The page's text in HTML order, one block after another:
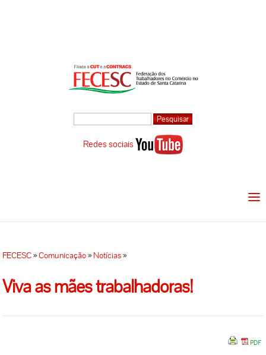
Redes sociais
FECESC»Comunicação»Notícias»
Viva as mães trabalhadoras!